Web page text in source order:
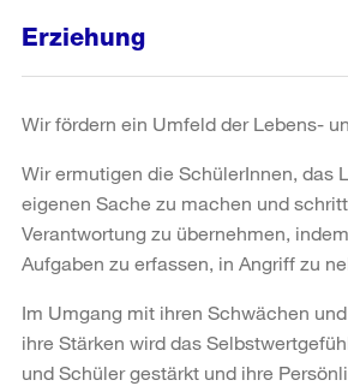
Erziehung
Wir fördern ein Umfeld der Lebens-
Wir ermutigen die SchülerInnen, das
eigenen Sache zu machen und
Verantwortung zu übernehmen,
Aufgaben zu erfassen, in Angriff zu
Im Umgang mit ihren Schwächen
ihre Stärken wird das
und Schüler gestärkt und ihre